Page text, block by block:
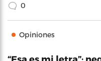
0
Opiniones
“Esa es mi letra”: